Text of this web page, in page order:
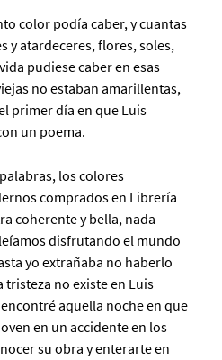
color podía caber, y cuantas
y atardeceres, flores, soles,
pudiese caber en esas
no estaban amarillentas,
primer día en que Luis
un poema.
los colores
comprados en Librería
coherente y bella, nada
disfrutando el mundo
yo extrañaba no haberlo
tristeza no existe en Luis
aquella noche en que
en un accidente en los
su obra y enterarte en